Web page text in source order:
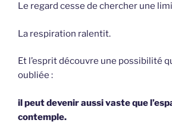
Le regard cesse de chercher une
La respiration ralentit.
Et l’esprit découvre une possibilité
oubliée :
il peut devenir aussi vaste que
contemple.